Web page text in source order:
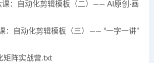
课：自动化剪辑模板（二）—— AI原创·画
：自动化剪辑模板（三）—— “一字一讲”
矩阵实战营.txt